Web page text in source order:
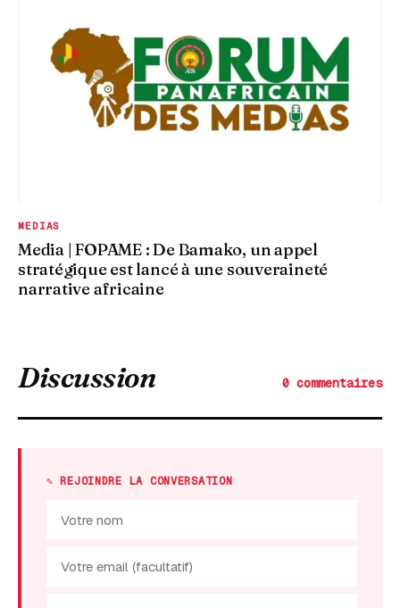
MEDIAS
Media | FOPAME : De Bamako, un appel
stratégique est lancé à une souveraineté
narrative africaine
Discussion 0 commentaires
✎ REJOINDRE LA CONVERSATION